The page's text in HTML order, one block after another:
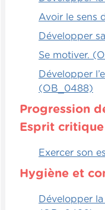
Avoir le sens
Développer
Se motiver.
Développer
(OB_0488)
Progression
Esprit
Exercer son
Hygiène et
Développer